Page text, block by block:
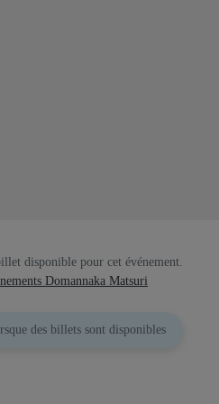
disponible pour cet événement.
Domannaka Matsuri
des billets sont disponibles